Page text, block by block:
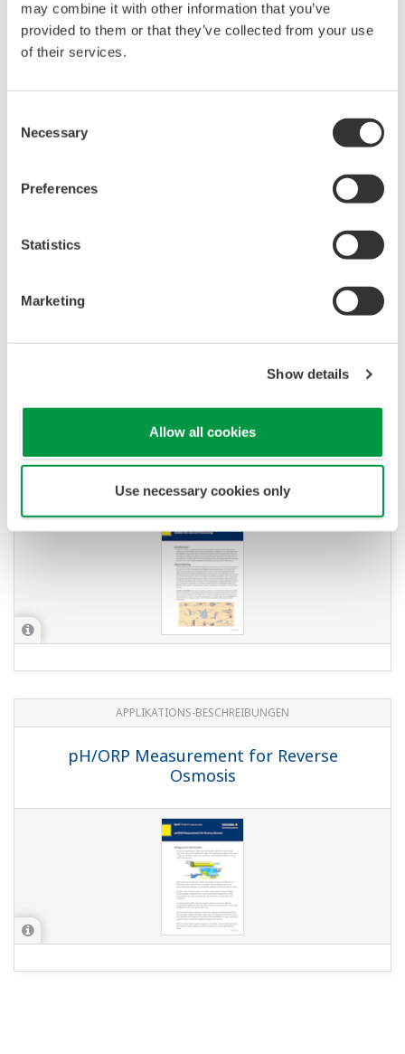
may combine it with other information that you’ve
provided to them or that they’ve collected from your use
of their services.
Selection
Necessary
Preferences
Statistics
Marketing
Show details
Allow all cookies
Use necessary cookies only
Conductivity Measurements for Boiler
APPLIKATIONS-BESCHREIBUNGEN
APPLIKATIONS-BESCHREIBUNGEN
pH/ORP Measurement for Reverse
Osmosis